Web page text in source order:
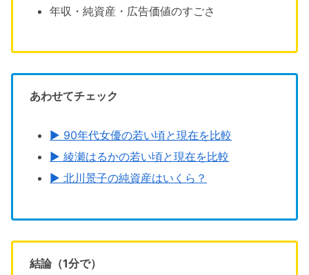
年収・純資産・広告価値のすごさ
あわせてチェック
▶ 90年代女優の若い頃と現在を比較
▶ 綾瀬はるかの若い頃と現在を比較
▶ 北川景子の純資産はいくら？
結論（1分で）